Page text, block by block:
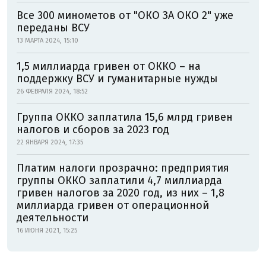
Все 300 минометов от "ОКО ЗА ОКО 2" уже
переданы ВСУ
13 МАРТА 2024, 15:10
1,5 миллиарда гривен от ОККО – на
поддержку ВСУ и гуманитарные нужды
26 ФЕВРАЛЯ 2024, 18:52
Группа ОККО заплатила 15,6 млрд гривен
налогов и сборов за 2023 год
22 ЯНВАРЯ 2024, 17:35
Платим налоги прозрачно: предприятия
группы ОККО заплатили 4,7 миллиарда
гривен налогов за 2020 год, из них – 1,8
миллиарда гривен от операционной
деятельности
16 ИЮНЯ 2021, 15:25